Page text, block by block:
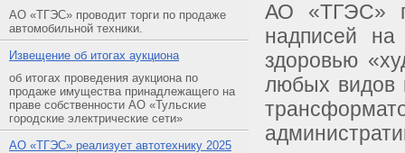
АО «ТГЭС» проводит торги по продаже
автомобильной техники.
Извещение об итогах аукциона
об итогах проведения аукциона по
продаже имущества принадлежащего на
праве собственности АО «Тульские
городские электрические сети»
АO «ТГЭС» реализует автотехнику 2025
АО «ТГЭС»
надписей на
здоровью
любых видов